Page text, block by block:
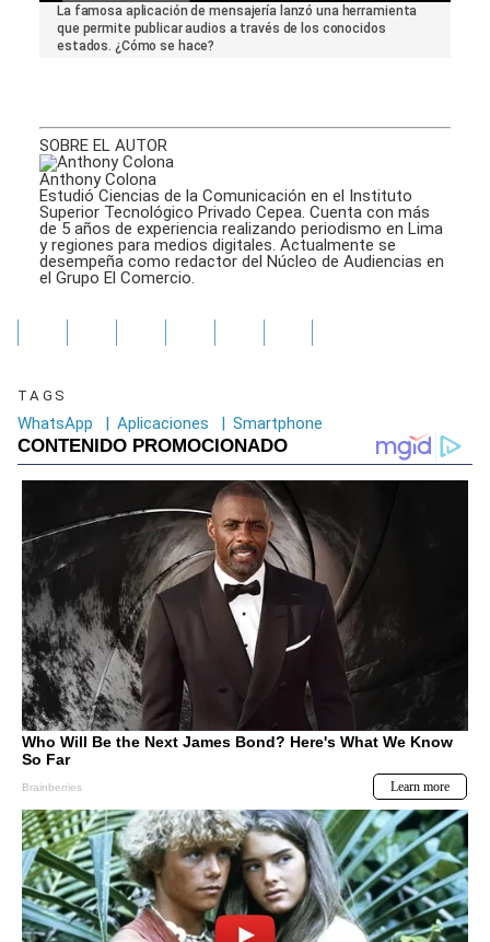
seconds
La famosa aplicación de mensajería lanzó una herramienta
que permite publicar audios a través de los conocidos
estados. ¿Cómo se hace?
SOBRE EL AUTOR
Anthony Colona
Estudió Ciencias de la Comunicación en el Instituto
Superior Tecnológico Privado Cepea. Cuenta con más
de 5 años de experiencia realizando periodismo en Lima
y regiones para medios digitales. Actualmente se
desempeña como redactor del Núcleo de Audiencias en
el Grupo El Comercio.
TAGS
WhatsApp | Aplicaciones | Smartphone